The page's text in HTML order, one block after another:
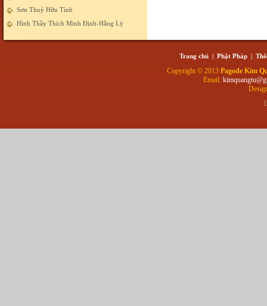
Sơn Thuỷ Hữu Tình
Hình Thầy Thích Minh Định-Hằng Lý
Trang chủ | Phật Pháp |
Copyright © 2013 Pagode Kim
Email: